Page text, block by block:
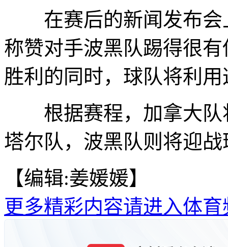
在赛后的新闻发布会
称赞对手波黑队踢得很
胜利的同时，球队将利
根据赛程，加拿大队
塔尔队，波黑队则将迎
【编辑:姜媛媛】
更多精彩内容请进入体育